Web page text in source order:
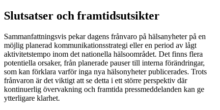
Slutsatser och framtidsutsikter
Sammanfattningsvis pekar dagens frånvaro på hälsanyheter på en
möjlig planerad kommunikationsstrategi eller en period av lågt
aktivitetstempo inom det nationella hälsoområdet. Det finns flera
potentiella orsaker, från planerade pauser till interna förändringar,
som kan förklara varför inga nya hälsonyheter publicerades. Trots
frånvaron är det viktigt att se detta i ett större perspektiv där
kontinuerlig övervakning och framtida pressmeddelanden kan ge
ytterligare klarhet.